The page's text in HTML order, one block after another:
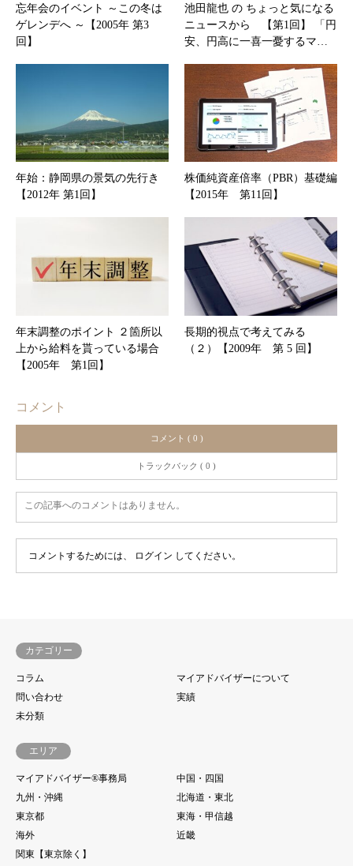
忘年会のイベント ～この冬は
ゲレンデへ ～【2005年 第3
回】
池田龍也 の ちょっと気になる
ニュースから 【第1回】 「円
安、円高に一喜一憂するマ…
年始：静岡県の景気の先行き
【2012年 第1回】
株価純資産倍率（PBR）基礎編
【2015年 第11回】
年末調整のポイント ２箇所以
上から給料を貰っている場合
【2005年 第1回】
長期的視点で考えてみる
（２）【2009年 第 5 回】
コメント
コメント ( 0 )
トラックバック ( 0 )
この記事へのコメントはありません。
コメントするためには、 ログイン してください。
カテゴリー
コラム
マイアドバイザーについて
問い合わせ
実績
未分類
エリア
マイアドバイザー®事務局
中国・四国
九州・沖縄
北海道・東北
東京都
東海・甲信越
海外
近畿
関東【東京除く】